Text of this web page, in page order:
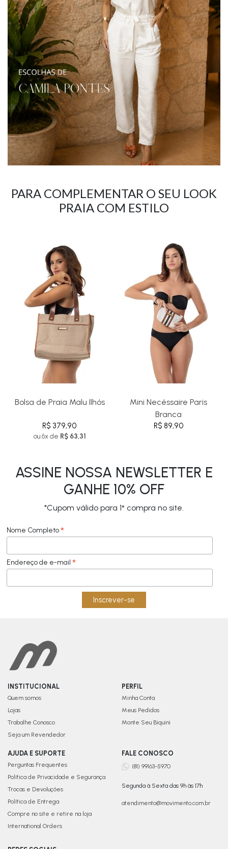
PARA COMPLEMENTAR O SEU LOOK
PRAIA COM ESTILO
Bolsa de Praia Malu Ilhós
R$ 379,90
ou 6x de R$ 63,31
Mini Necéssaire Paris
Branca
R$ 89,90
ASSINE NOSSA NEWSLETTER E
GANHE 10% OFF
*Cupom válido para 1° compra no site.
Nome Completo*
Endereço de e-mail*
INSTITUCIONAL
Quem somos
Lojas
Trabalhe Conosco
Seja um Revendedor
PERFIL
Minha Conta
Meus Pedidos
Monte Seu Biquini
AJUDA E SUPORTE
Perguntas Frequentes
Política de Privacidade e Segurança
Trocas e Devoluções
Política de Entrega
Compre no site e retire na loja
International Orders
FALE CONOSCO
(81) 99163-5970
Segunda à Sexta das 9h às 17h
atendimento@movimento.com.br